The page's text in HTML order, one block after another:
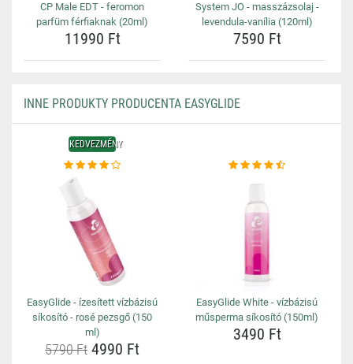
CP Male EDT - feromon
parfüm férfiaknak (20ml)
11990 Ft
System JO - masszázsolaj -
levendula-vanília (120ml)
7590 Ft
INNE PRODUKTY PRODUCENTA EASYGLIDE
KEDVEZMÉNY
EasyGlide - ízesített vízbázisú
síkosító - rosé pezsgő (150
ml)
5790 Ft 4990 Ft
EasyGlide White - vízbázisú
műsperma síkosító (150ml)
3490 Ft